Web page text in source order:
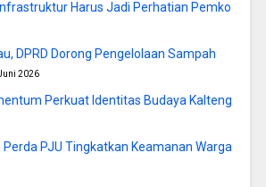
Harus Jadi Perhatian Pemko
DPRD Dorong Pengelolaan Sampah
2026
Perkuat Identitas Budaya Kalteng
PJU Tingkatkan Keamanan Warga